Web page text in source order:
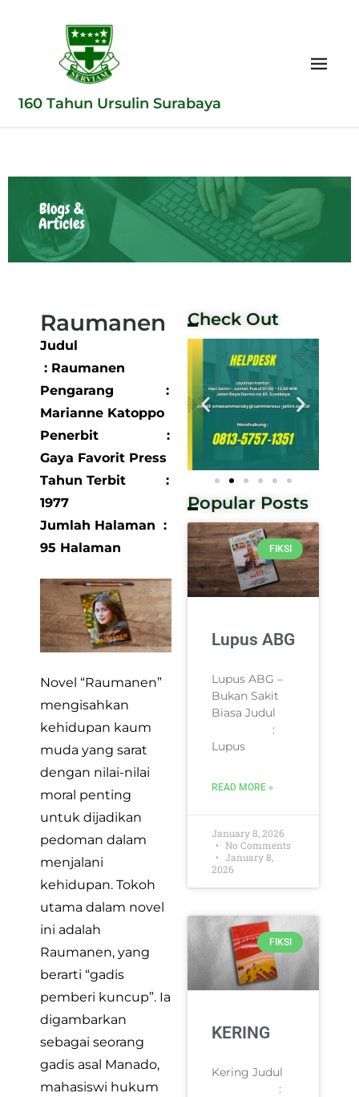
160 Tahun Ursulin Surabaya
Raumanen
Judul
: Raumanen
Pengarang :
Marianne Katoppo
Penerbit :
Gaya Favorit Press
Tahun Terbit :
1977
Jumlah Halaman :
95 Halaman
Novel “Raumanen”
mengisahkan
kehidupan kaum
muda yang sarat
dengan nilai-nilai
moral penting
untuk dijadikan
pedoman dalam
menjalani
kehidupan. Tokoh
utama dalam novel
ini adalah
Raumanen, yang
berarti “gadis
pemberi kuncup”. Ia
digambarkan
sebagai seorang
gadis asal Manado,
mahasiswi hukum
Check Out
Popular Posts
FIKSI
Lupus ABG
Lupus ABG –
Bukan Sakit
Biasa Judul
:
Lupus
READ MORE »
January 8, 2026
No Comments
January 8,
2026
FIKSI
KERING
Kering Judul
: